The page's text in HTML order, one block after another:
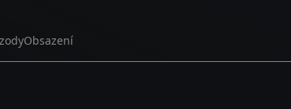
Obsazení